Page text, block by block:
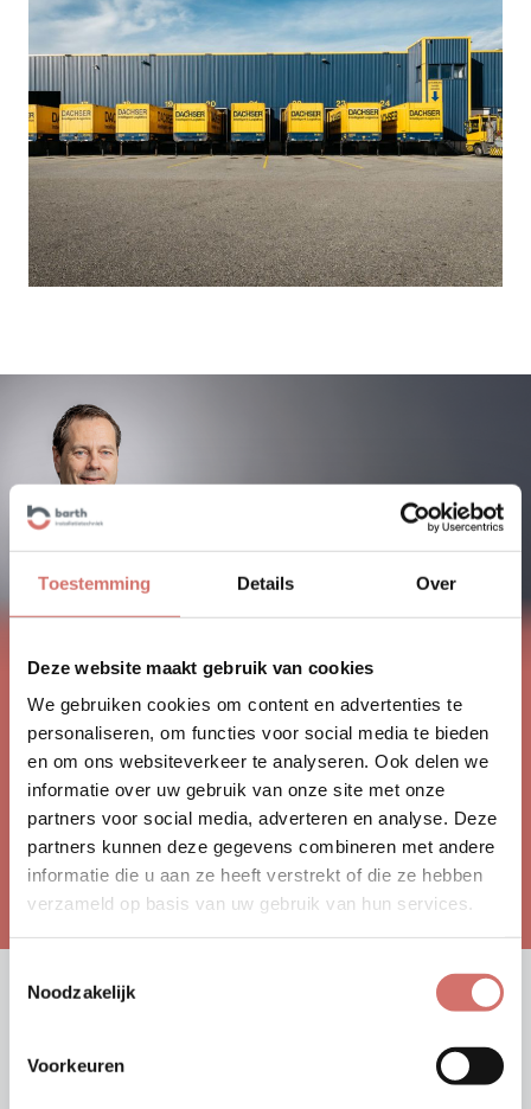
Toestemming Details Over
Deze website maakt gebruik van cookies
We gebruiken cookies om content en advertenties te
personaliseren, om functies voor social media te bieden
en om ons websiteverkeer te analyseren. Ook delen we
informatie over uw gebruik van onze site met onze
partners voor social media, adverteren en analyse. Deze
partners kunnen deze gegevens combineren met andere
informatie die u aan ze heeft verstrekt of die ze hebben
verzameld op basis van uw gebruik van hun services.
Noodzakelijk
Voorkeuren
‘Wij zorgen ervoor dat uw ketel in
perfecte staat is’
Rijndert Barth, Directeur
Contact opnemen